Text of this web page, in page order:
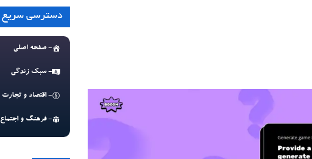
دسترسی سریع
- صفحه اصلی
- سبک زندگی
- اقتصاد و تجارت
- فرهنگ و اجتماع